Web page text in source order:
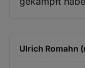
Ulrich Romahn